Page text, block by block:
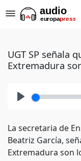
UGT SP señala
Extremadura
La secretaria de
Beatriz García,
Extremadura son